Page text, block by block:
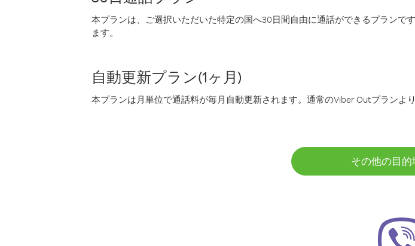
本プランは、ご選択いただいた特定の国へ30日間自由に通話ができるプランで
ます。
自動更新プラン(1ヶ月)
本プランは月単位で通話料が毎月自動更新されます。通常のViber Outプランよ
その他の目的